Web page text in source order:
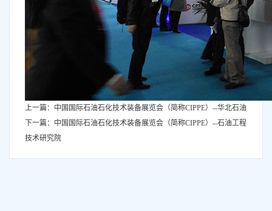
上一篇：中国国际石油石化技术装备展览会（简称CIPPE）--华北石油
下一篇：中国国际石油石化技术装备展览会（简称CIPPE）--石油工程
技术研究院